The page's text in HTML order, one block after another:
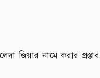
জিয়ার নামে করার প্রস্তাব